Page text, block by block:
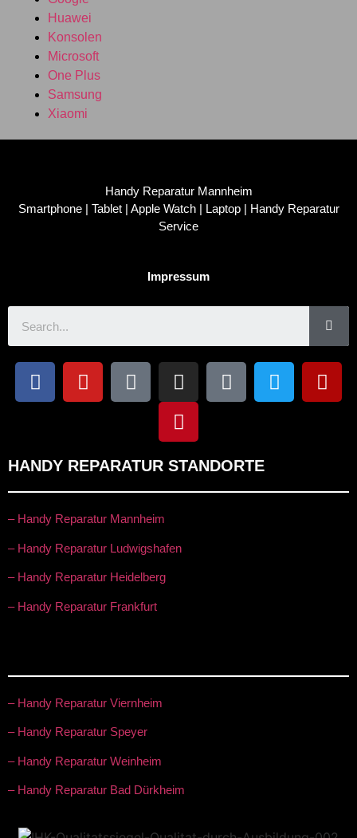
Huawei
Konsolen
Microsoft
One Plus
Samsung
Xiaomi
Handy Reparatur Mannheim
Smartphone | Tablet | Apple Watch | Laptop | Handy Reparatur
Service
Impressum
HANDY REPARATUR STANDORTE
– Handy Reparatur Mannheim
– Handy Reparatur Ludwigshafen
– Handy Reparatur Heidelberg
– Handy Reparatur Frankfurt
– Handy Reparatur Viernheim
– Handy Reparatur Speyer
– Handy Reparatur Weinheim
– Handy Reparatur Bad Dürkheim